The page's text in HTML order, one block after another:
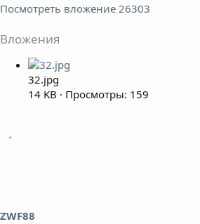
Посмотреть вложение 26303
Вложения
32.jpg
14 KB · Просмотры: 159
ZWF88